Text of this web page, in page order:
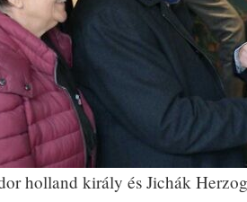
holland király és Jichák